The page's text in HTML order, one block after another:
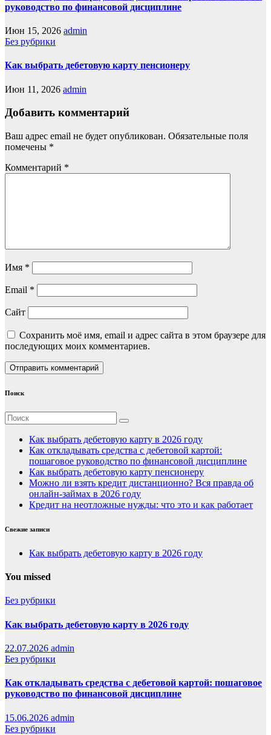
руководство по финансовой дисциплине
Июн 15, 2026 admin
Без рубрики
Как выбрать дебетовую карту пенсионеру
Июн 11, 2026 admin
Добавить комментарий
Ваш адрес email не будет опубликован. Обязательные поля
помечены *
Комментарий *
Имя *
Email *
Сайт
Сохранить моё имя, email и адрес сайта в этом браузере для
последующих моих комментариев.
Поиск
Как выбрать дебетовую карту в 2026 году
Как откладывать средства с дебетовой картой:
пошаговое руководство по финансовой дисциплине
Как выбрать дебетовую карту пенсионеру
Можно ли взять кредит дистанционно? Вся правда об
онлайн-займах в 2026 году
Кредит на неотложные нужды: что это и как работает
Свежие записи
Как выбрать дебетовую карту в 2026 году
You missed
Без рубрики
Как выбрать дебетовую карту в 2026 году
22.07.2026 admin
Без рубрики
Как откладывать средства с дебетовой картой: пошаговое
руководство по финансовой дисциплине
15.06.2026 admin
Без рубрики